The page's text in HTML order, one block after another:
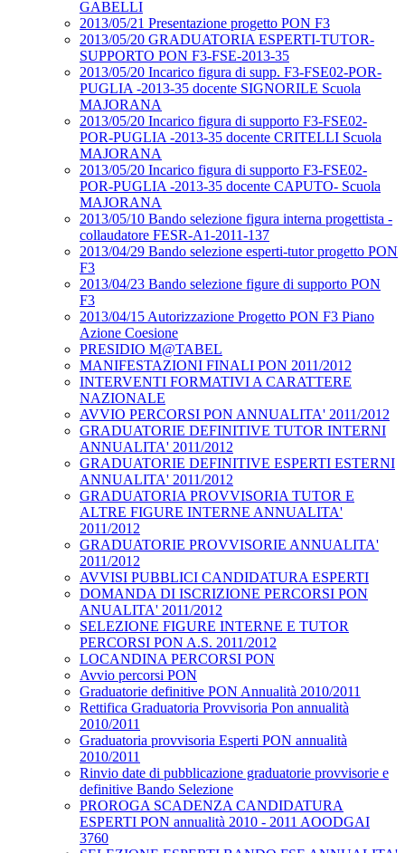
GABELLI
2013/05/21 Presentazione progetto PON F3
2013/05/20 GRADUATORIA ESPERTI-TUTOR-
SUPPORTO PON F3-FSE-2013-35
2013/05/20 Incarico figura di supp. F3-FSE02-POR-
PUGLIA -2013-35 docente SIGNORILE Scuola
MAJORANA
2013/05/20 Incarico figura di supporto F3-FSE02-
POR-PUGLIA -2013-35 docente CRITELLI Scuola
MAJORANA
2013/05/20 Incarico figura di supporto F3-FSE02-
POR-PUGLIA -2013-35 docente CAPUTO- Scuola
MAJORANA
2013/05/10 Bando selezione figura interna progettista -
collaudatore FESR-A1-2011-137
2013/04/29 Bando selezione esperti-tutor progetto PON
F3
2013/04/23 Bando selezione figure di supporto PON
F3
2013/04/15 Autorizzazione Progetto PON F3 Piano
Azione Coesione
PRESIDIO M@TABEL
MANIFESTAZIONI FINALI PON 2011/2012
INTERVENTI FORMATIVI A CARATTERE
NAZIONALE
AVVIO PERCORSI PON ANNUALITA' 2011/2012
GRADUATORIE DEFINITIVE TUTOR INTERNI
ANNUALITA' 2011/2012
GRADUATORIE DEFINITIVE ESPERTI ESTERNI
ANNUALITA' 2011/2012
GRADUATORIA PROVVISORIA TUTOR E
ALTRE FIGURE INTERNE ANNUALITA'
2011/2012
GRADUATORIE PROVVISORIE ANNUALITA'
2011/2012
AVVISI PUBBLICI CANDIDATURA ESPERTI
DOMANDA DI ISCRIZIONE PERCORSI PON
ANUALITA' 2011/2012
SELEZIONE FIGURE INTERNE E TUTOR
PERCORSI PON A.S. 2011/2012
LOCANDINA PERCORSI PON
Avvio percorsi PON
Graduatorie definitive PON Annualità 2010/2011
Rettifica Graduatoria Provvisoria Pon annualità
2010/2011
Graduatoria provvisoria Esperti PON annualità
2010/2011
Rinvio date di pubblicazione graduatorie provvisorie e
definitive Bando Selezione
PROROGA SCADENZA CANDIDATURA
ESPERTI PON annualità 2010 - 2011 AOODGAI
3760